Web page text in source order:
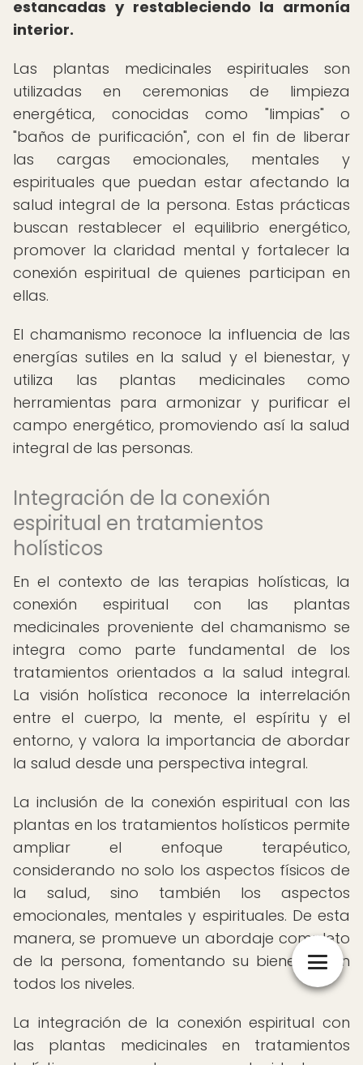
estancadas y restableciendo la armonía
interior.
Las plantas medicinales espirituales son
utilizadas en ceremonias de limpieza
energética, conocidas como "limpias" o
"baños de purificación", con el fin de liberar
las cargas emocionales, mentales y
espirituales que puedan estar afectando la
salud integral de la persona. Estas prácticas
buscan restablecer el equilibrio energético,
promover la claridad mental y fortalecer la
conexión espiritual de quienes participan en
ellas.
El chamanismo reconoce la influencia de las
energías sutiles en la salud y el bienestar, y
utiliza las plantas medicinales como
herramientas para armonizar y purificar el
campo energético, promoviendo así la salud
integral de las personas.
Integración de la conexión
espiritual en tratamientos
holísticos
En el contexto de las terapias holísticas, la
conexión espiritual con las plantas
medicinales proveniente del chamanismo se
integra como parte fundamental de los
tratamientos orientados a la salud integral.
La visión holística reconoce la interrelación
entre el cuerpo, la mente, el espíritu y el
entorno, y valora la importancia de abordar
la salud desde una perspectiva integral.
La inclusión de la conexión espiritual con las
plantas en los tratamientos holísticos permite
ampliar el enfoque terapéutico,
considerando no solo los aspectos físicos de
la salud, sino también los aspectos
emocionales, mentales y espirituales. De esta
manera, se promueve un abordaje completo
de la persona, fomentando su bienestar en
todos los niveles.
La integración de la conexión espiritual con
las plantas medicinales en tratamientos